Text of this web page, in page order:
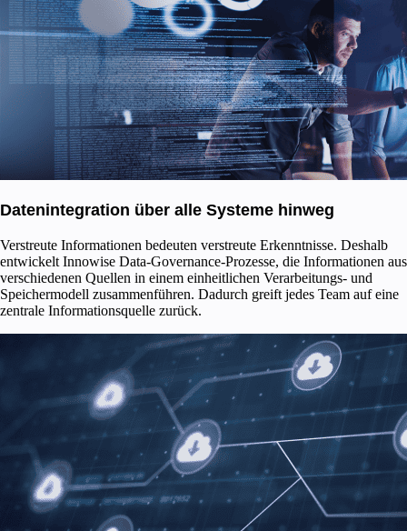
Datenintegration über alle Systeme hinweg
Verstreute Informationen bedeuten verstreute Erkenntnisse. Deshalb
entwickelt Innowise Data-Governance-Prozesse, die Informationen aus
verschiedenen Quellen in einem einheitlichen Verarbeitungs- und
Speichermodell zusammenführen. Dadurch greift jedes Team auf eine
zentrale Informationsquelle zurück.